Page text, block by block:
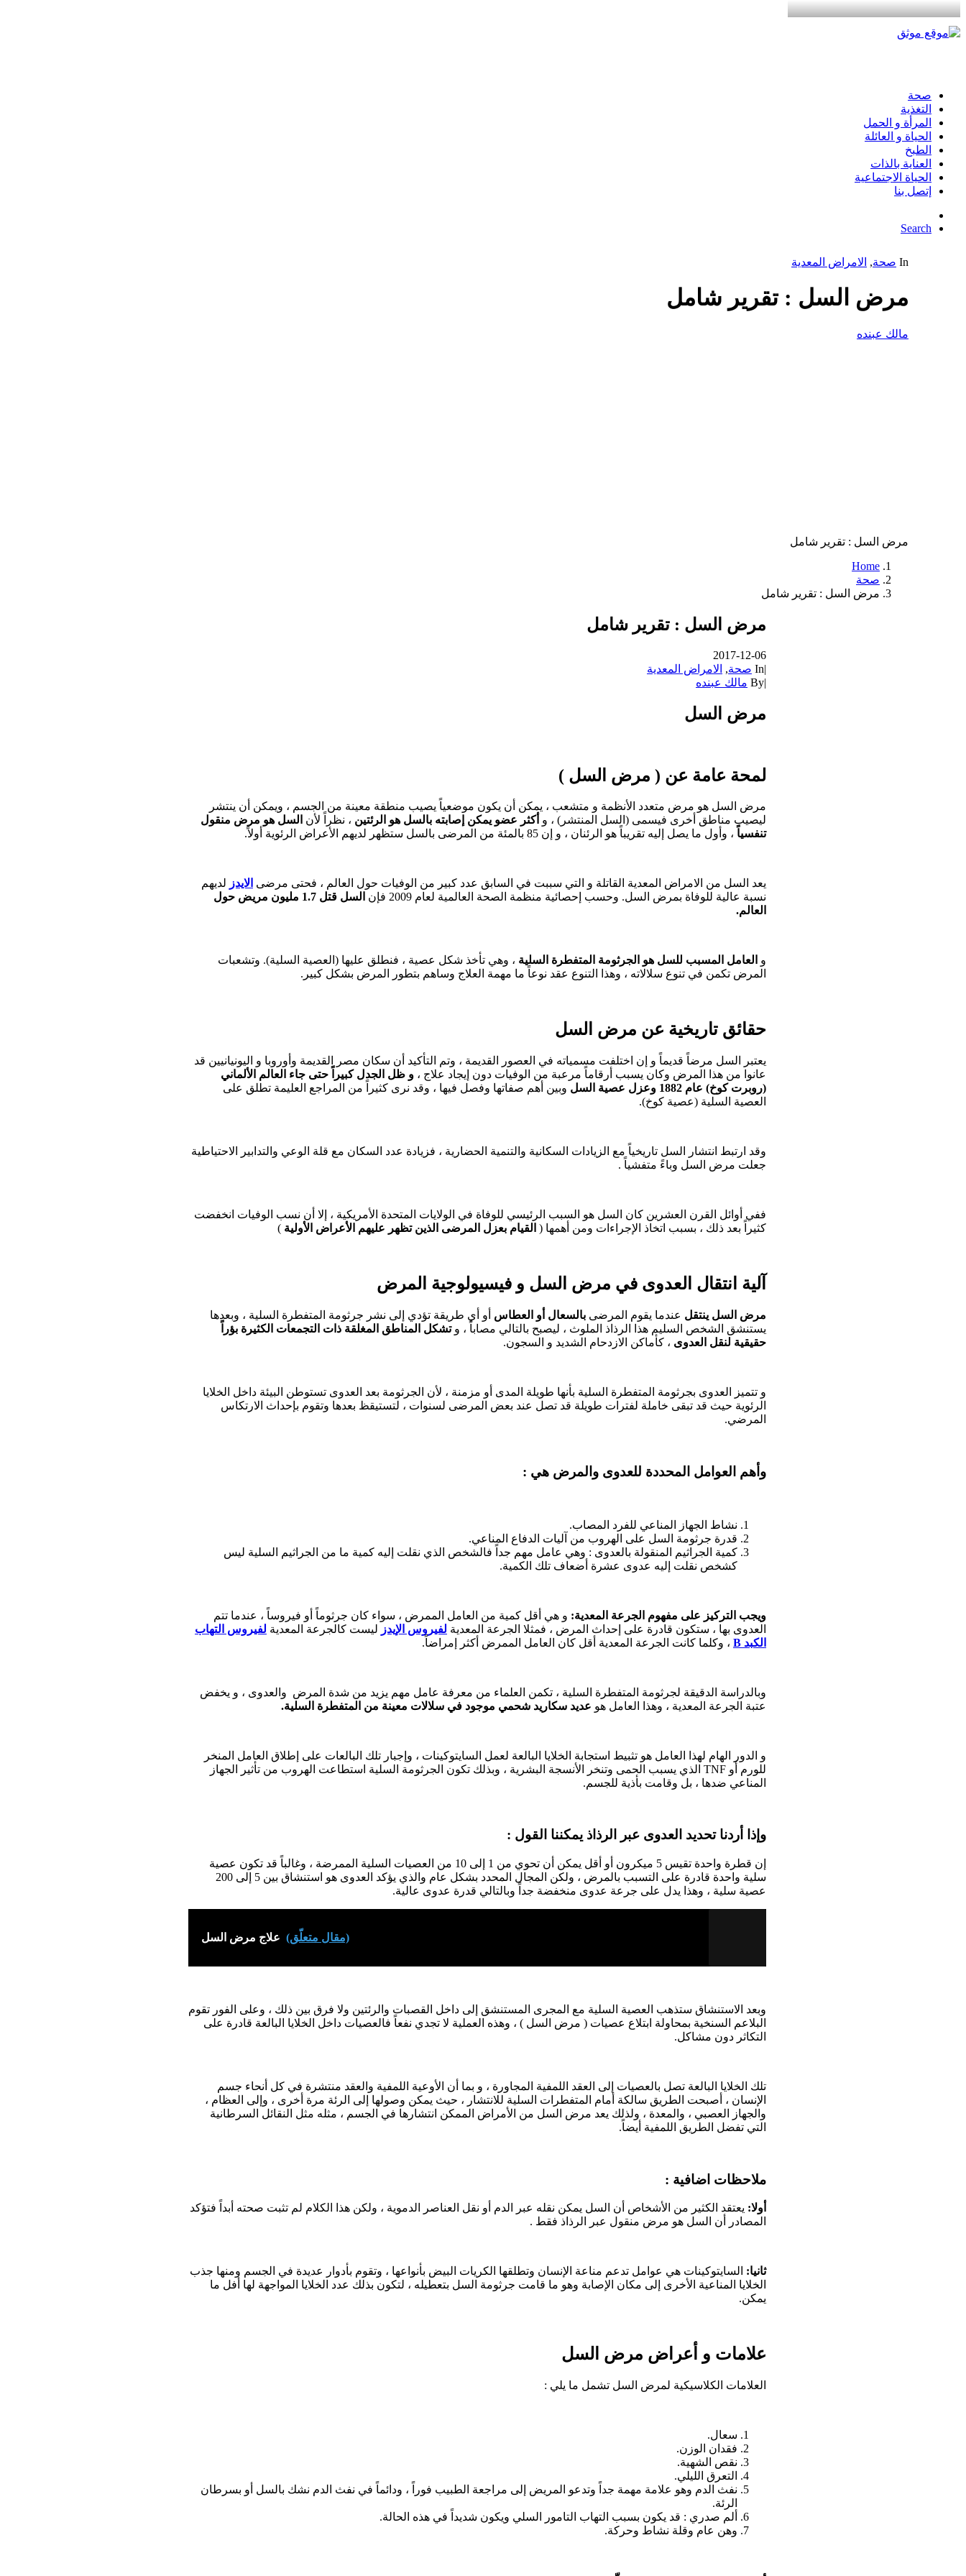
صحة
التغذية
المرأة و الحمل
الحياة و العائلة
الطبخ
العناية بالذات
الحياة الاجتماعية
إتصل بنا
Search
In صحة, الامراض المعدية
مرض السل : تقرير شامل
مالك عبنده
مرض السل : تقرير شامل
Home
صحة
مرض السل : تقرير شامل
مرض السل : تقرير شامل
2017-12-06
|
In صحة, الامراض المعدية
|
By مالك عبنده
مرض السل
لمحة عامة عن ( مرض السل )
مرض السل هو مرض متعدد الأنظمة و متشعب ، يمكن أن يكون موضعياً يصيب منطقة معينة من الجسم ، ويمكن أن ينتشر
ليصيب مناطق أخرى فيسمى (السل المنتشر) ، و أكثر عضو يمكن إصابته بالسل هو الرئتين ، نظراً لأن السل هو مرض منقول
تنفسياً ، وأول ما يصل إليه تقريباً هو الرئنان ، و إن 85 بالمئة من المرضى بالسل ستظهر لديهم الأعراض الرئوية أولاً.
يعد السل من الامراض المعدية القاتلة و التي سببت في السابق عدد كبير من الوفيات حول العالم ، فحتى مرضى الايدز لديهم
نسبة عالية للوفاة بمرض السل. وحسب إحصائية منظمة الصحة العالمية لعام 2009 فإن
السل قتل 1.7 مليون مريض حول
العالم.
و العامل المسبب للسل هو الجرثومة المتفطرة السلية ، وهي تأخذ شكل عصية ، فنطلق عليها (العصية السلية). وتشعبات
المرض تكمن في تنوع سلالاته ، وهذا التنوع عقد نوعاً ما مهمة العلاج وساهم بتطور المرض بشكل كبير.
حقائق تاريخية عن مرض السل
يعتبر السل مرضاً قديماً و إن اختلفت مسمياته في العصور القديمة ، وتم التأكيد أن سكان مصر القديمة وأوروبا و اليونيانيين قد
عانوا من هذا المرض وكان يسبب أرقاماً مرعبة من الوفيات دون إيجاد علاج ، و ظل الجدل كبيراً حتى جاء العالم الألماني
(روبرت كوخ) عام 1882 وعزل عصية السل
وبين أهم صفاتها وفصل فيها ، وقد نرى كثيراً من المراجع العليمة تطلق على
العصية السلية (عصية كوخ).
وقد ارتبط انتشار السل تاريخياً مع الزيادات السكانية والتنمية الحضارية ، فزيادة عدد السكان مع قلة الوعي والتدابير الاحتياطية
جعلت مرض السل وباءً متفشياً .
ففي أوائل القرن العشرين كان السل هو السبب الرئيسي للوفاة في الولايات المتحدة الأمريكية ، إلا أن نسب الوفيات انخفضت
كثيراً بعد ذلك ، بسبب اتخاذ الإجراءات ومن أهمها ( القيام بعزل المرضى الذين تظهر عليهم الأعراض الأولية )
آلية انتقال العدوى في مرض السل و فيسيولوجية المرض
مرض السل ينتقل عندما يقوم المرضى بالسعال أو العطاس أو أي طريقة تؤدي إلى نشر جرثومة المتفطرة السلية ، وبعدها
يستنشق الشخص السليم هذا الرذاذ الملوث ، ليصبح بالتالي مصاباً ، وتشكل المناطق المغلقة ذات التجمعات الكثيرة بؤراً
حقيقية لنقل العدوى ، كأماكن الازدحام الشديد و السجون.
و تتميز العدوى بجرثومة المتفطرة السلية بأنها طويلة المدى أو مزمنة ، لأن الجرثومة بعد العدوى تستوطن البيئة داخل الخلايا
الرئوية حيث قد تبقى خاملة لفترات طويلة قد تصل عند بعض المرضى لسنوات ، لتستيقظ بعدها وتقوم بإحداث الارتكاس
المرضي.
وأهم العوامل المحددة للعدوى والمرض هي :
نشاط الجهاز المناعي للفرد المصاب.
قدرة جرثومة السل على الهروب من آليات الدفاع المناعي.
كمية الجراثيم المنقولة بالعدوى : وهي عامل مهم جداً فالشخص الذي نقلت إليه كمية ما من الجراثيم السلية ليس
كشخص نقلت إليه عدوى عشرة أضعاف تلك الكمية.
ويجب التركيز على مفهوم الجرعة المعدية: و هي أقل كمية من العامل الممرض ، سواء كان جرثوماً أو فيروساً ، عندما تتم
العدوى بها ، ستكون قادرة على إحداث المرض ، فمثلا الجرعة المعدية لفيروس الإيدز ليست كالجرعة المعدية لفيروس التهاب
الكبد B
، وكلما كانت الجرعة المعدية أقل كان العامل الممرض أكثر إمراضاً.
وبالدراسة الدقيقة لجرثومة المتفطرة السلية ، تكمن العلماء من معرفة عامل مهم يزيد من شدة المرض والعدوى ، و يخفض
عتبة الجرعة المعدية ، وهذا العامل هو عديد سكاريد شحمي موجود في سلالات معينة من المتفطرة السلية.
و الدور الهام لهذا العامل هو تثبيط استجابة الخلايا البالعة لعمل السايتوكينات ، وإجبار تلك البالعات على إطلاق العامل المنخر
للورم أو TNF الذي يسبب الحمى وتنخر الأنسجة البشرية ، وبذلك تكون الجرثومة السلية استطاعت الهروب من تأثير الجهاز
المناعي ضدها ، بل وقامت بأذية للجسم.
وإذا أردنا تحديد العدوى عبر الرذاذ يمكننا القول :
إن قطرة واحدة تقيس 5 ميكرون أو أقل يمكن أن تحوي من 1 إلى 10 من العصيات السلية الممرضة ، وغالباً قد تكون عصية
سلية واحدة قادرة على التسبب بالمرض ، ولكن المجال المحدد بشكل عام والذي يؤكد العدوى هو استنشاق بين 5 إلى 200
عصية سلية ، وهذا يدل على جرعة عدوى منخفضة جداً وبالتالي قدرة عدوى عالية.
(مقال متعلّق) علاج مرض السل
وبعد الاستنشاق ستذهب العصية السلية مع المجرى المستنشق إلى داخل القصبات والرئتين ولا فرق بين ذلك ، وعلى الفور تقوم
البلاعم السنخية بمحاولة ابتلاع عصيات ( مرض السل ) ، وهذه العملية لا تجدي نفعاً فالعصيات داخل الخلايا البالعة قادرة على
التكاثر دون مشاكل.
تلك الخلايا البالعة تصل بالعصيات إلى العقد اللمفية المجاورة ، و بما أن الأوعية اللمفية والعقد منتشرة في كل أنحاء جسم
الإنسان ، أصبحت الطريق سالكة أمام المتفطرات السلية للانتشار ، حيث يمكن وصولها إلى الرئة مرة أخرى ، وإلى العظام ،
والجهاز العصبي ، والمعدة ، ولذلك يعد مرض السل من الأمراض الممكن انتشارها في الجسم ، مثله مثل النقائل السرطانية
التي تفضل الطريق اللمفية أيضاً.
ملاحظات اضافية :
أولا: يعتقد الكثير من الأشخاص أن السل يمكن نقله عبر الدم أو نقل العناصر الدموية ، ولكن هذا الكلام لم تثبت صحته أبداً فتؤكد
المصادر أن السل هو مرض منقول عبر الرذاذ فقط .
ثانيا: السايتوكينات هي عوامل تدعم مناعة الإنسان وتطلقها الكريات البيض بأنواعها ، وتقوم بأدوار عديدة في الجسم ومنها جذب
الخلايا المناعية الأخرى إلى مكان الإصابة وهو ما قامت جرثومة السل بتعطيله ، لتكون بذلك عدد الخلايا المواجهة لها أفل ما
يمكن.
علامات و أعراض مرض السل
العلامات الكلاسيكية لمرض السل تشمل ما يلي :
سعال.
فقدان الوزن.
نقص الشهية.
التعرق الليلي.
نفث الدم وهو علامة مهمة جداً وتدعو المريض إلى مراجعة الطبيب فوراً ، ودائماً في نفث الدم نشك بالسل أو بسرطان
الرئة.
ألم صدري : قد يكون بسبب التهاب التامور السلي ويكون شديداً في هذه الحالة.
وهن عام وقلة نشاط وحركة.